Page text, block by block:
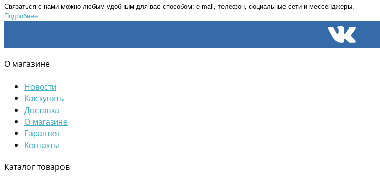
Связаться с нами можно любым удобным для вас способом: e-mail, телефон, социальные сети и мессенджеры.
Подробнее
О магазине
Новости
Как купить
Доставка
О магазине
Гарантия
Контакты
Каталог товаров